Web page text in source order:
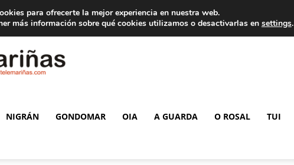
Tarifas de publicidad
NIGRÁN GONDOMAR OIA A GUARDA O ROSAL TUI
para ofrecerte la mejor experiencia en nuestra web.
más información sobre qué cookies utilizamos o desactivarlas en settings.